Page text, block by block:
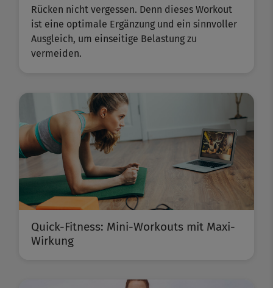
Rücken nicht vergessen. Denn dieses Workout
ist eine optimale Ergänzung und ein sinnvoller
Ausgleich, um einseitige Belastung zu
vermeiden.
Quick-Fitness: Mini-Workouts mit Maxi-
Wirkung